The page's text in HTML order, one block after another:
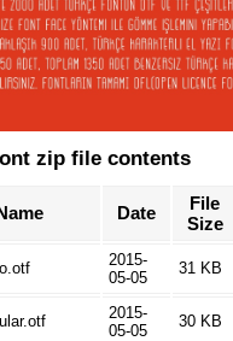
zip file contents
Date
File
Size
2015-
05-05
31 KB
2015-
05-05
30 KB